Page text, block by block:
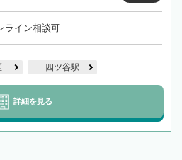
ライン相談可
四ツ谷駅
詳細を見る